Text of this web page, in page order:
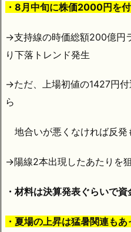
・8月中旬に株価2000円を
→支持線の時価総額200億円
り下落トレンド発生
→ただ、上場初値の1427円
ら
地合いが悪くなければ反発
→陽線2本出現したあたりを
・材料は決算発表ぐらいで
・夏場の上昇は猛暑関連も